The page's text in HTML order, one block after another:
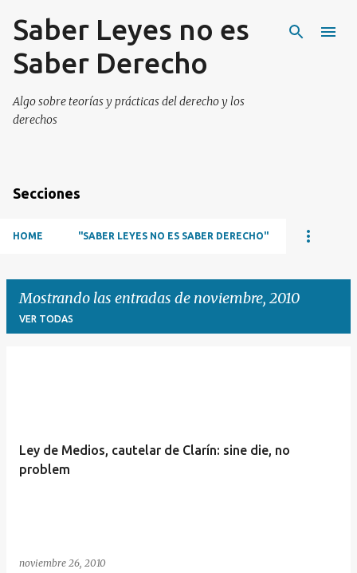
Saber Leyes no es
Saber Derecho
Algo sobre teorías y prácticas del derecho y los
derechos
Secciones
HOME "SABER LEYES NO ES SABER DERECHO"
Mostrando las entradas de noviembre, 2010
VER TODAS
Ley de Medios, cautelar de Clarín: sine die, no
problem
noviembre 26, 2010